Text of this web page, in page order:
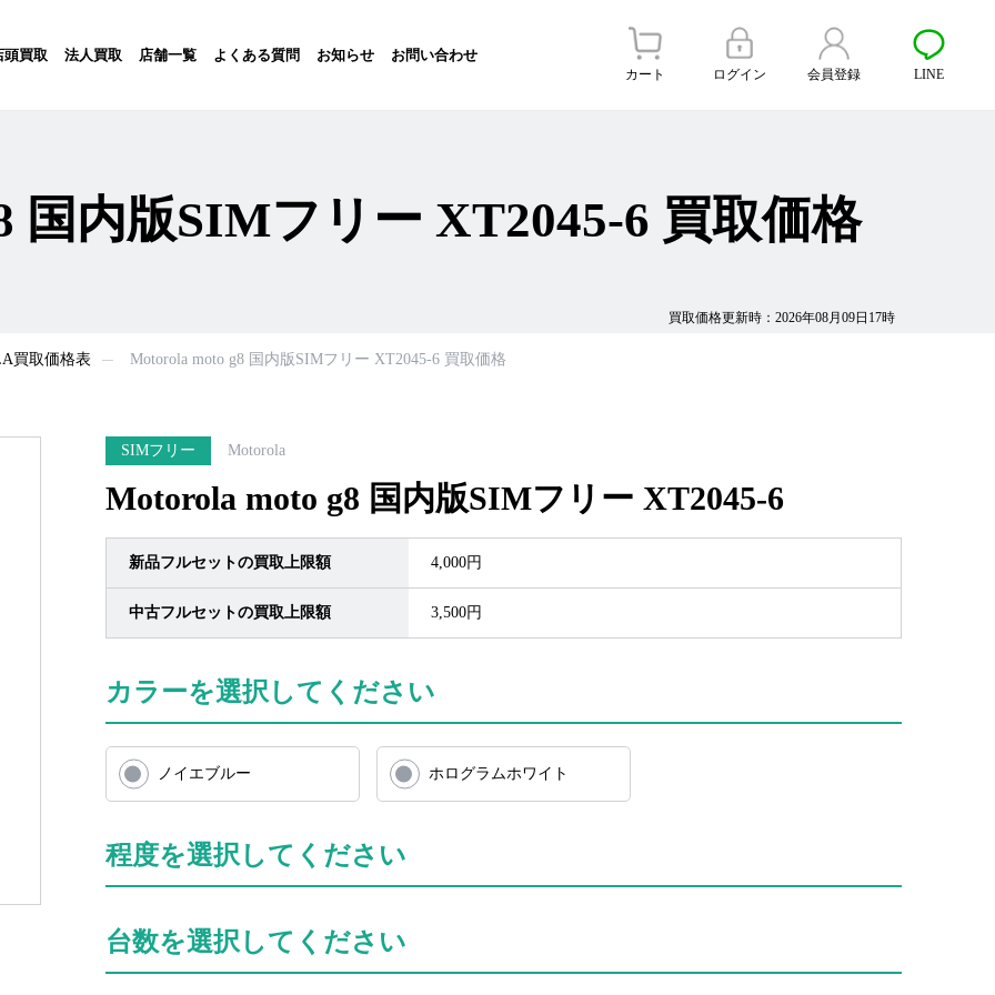
頭買取 法人買取 店舗一覧 よくある質問 お知らせ お問い合わせ
カート ログイン 会員登録 LINE
買取価格更新時：2026年08月09日17時
国内版SIMフリー XT2045-6 買取価格
買取価格表 Motorola moto g8 国内版SIMフリー XT2045-6 買取価格
SIMフリー Motorola
Motorola moto g8 国内版SIMフリー XT2045-6
新品フルセットの買取上限額 4,000円
中古フルセットの買取上限額 3,500円
カラーを選択してください
ノイエブルー ホログラムホワイト
程度を選択してください
台数を選択してください